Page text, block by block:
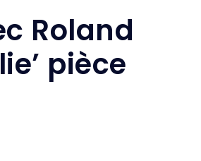
Roland
pièce